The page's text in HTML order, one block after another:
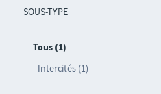
SOUS-TYPE
Tous (1)
Intercités (1)